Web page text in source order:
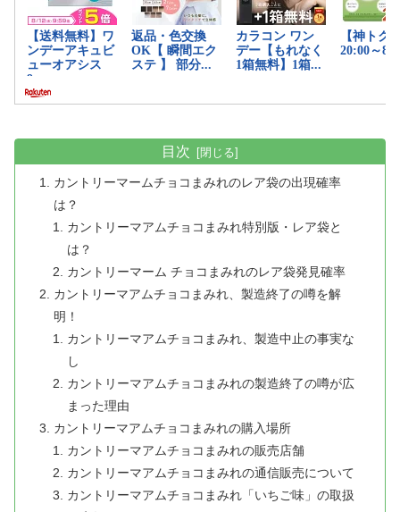
目次
カントリーマームチョコまみれのレア袋の出現確率
は？
カントリーマアムチョコまみれ特別版・レア袋と
は？
カントリーマーム チョコまみれのレア袋発見確率
カントリーマアムチョコまみれ、製造終了の噂を解
明！
カントリーマアムチョコまみれ、製造中止の事実な
し
カントリーマアムチョコまみれの製造終了の噂が広
まった理由
カントリーマアムチョコまみれの購入場所
カントリーマアムチョコまみれの販売店舗
カントリーマアムチョコまみれの通信販売について
カントリーマアムチョコまみれ「いちご味」の取扱